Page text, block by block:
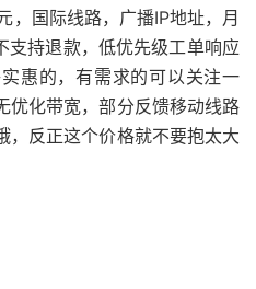
，国际线路，广播IP地址，月
持退款，低优先级工单响应
惠的，有需求的可以关注一
优化带宽，部分反馈移动线路
，反正这个价格就不要抱太大